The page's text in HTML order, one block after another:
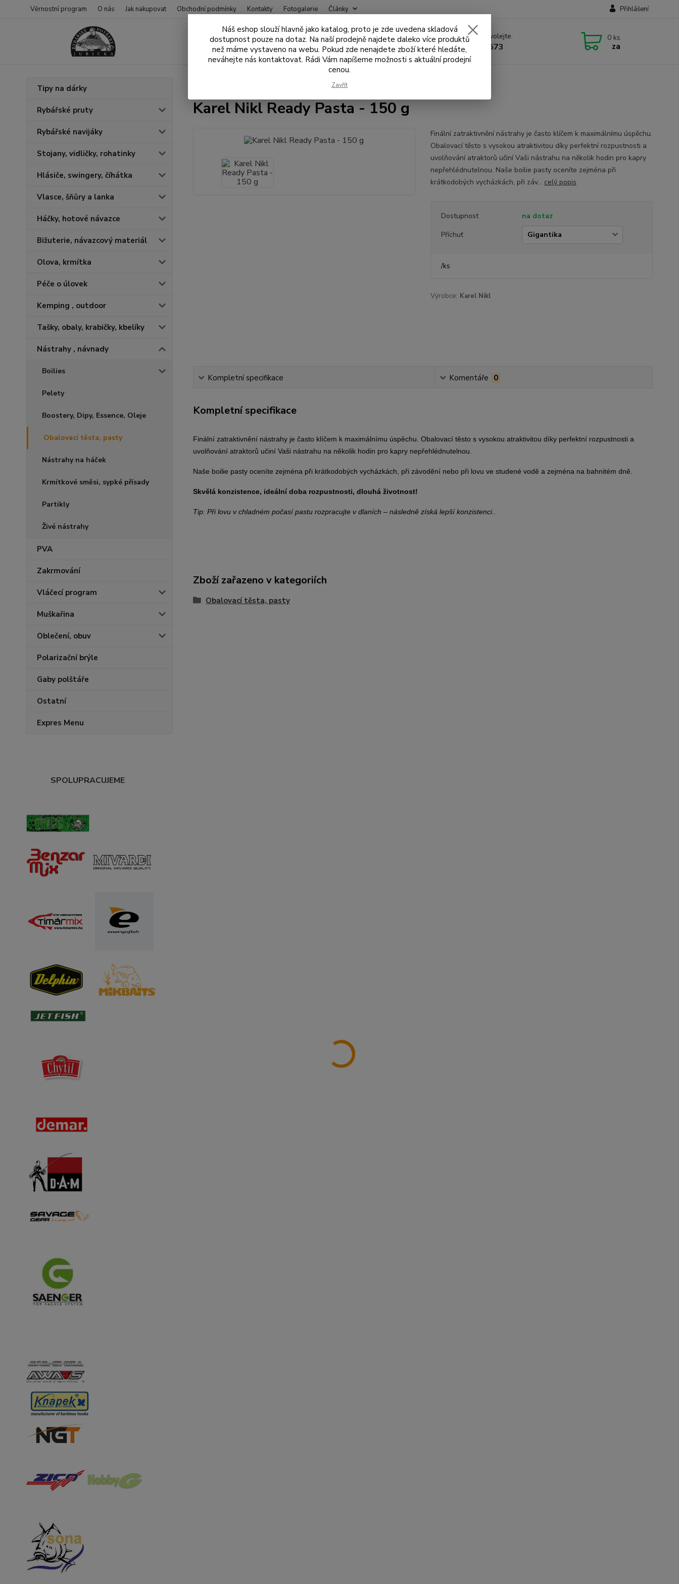
Věrnostní program O nás Jak nakupovat Obchodní podmínky Kontakty Fotogalerie Články Přihlášení
Hledat Nevíte si rady? Zavolejte.
+420 732 707 573
0 ks
za
Tipy na dárky
Rybářské pruty
Rybářské navijáky
Stojany, vidličky, rohatinky
Hlásiče, swingery, číhátka
Vlasce, šňůry a lanka
Háčky, hotové návazce
Bižuterie, návazcový materiál
Olova, krmítka
Péče o úlovek
Kemping , outdoor
Tašky, obaly, krabičky, kbelíky
Nástrahy , návnady
Boilies
Pelety
Boostery, Dipy, Essence, Oleje
Obalovací těsta, pasty
Nástrahy na háček
Krmítkové směsi, sypké přísady
Partikly
Živé nástrahy
PVA
Zakrmování
Vláčecí program
Muškařina
Oblečení, obuv
Polarizační brýle
Gaby polštáře
Ostatní
Expres Menu
SPOLUPRACUJEME
Obalovací těsta, pasty
Karel Nikl Ready Pasta - 150 g
Finální zatraktivnění nástrahy je často klíčem k maximálnímu úspěchu.
Obalovací těsto s vysokou atraktivitou díky perfektní rozpustnosti a
uvolňování atraktorů učiní Vaši nástrahu na několik hodin pro kapry
nepřehlédnutelnou. Naše boilie pasty oceníte zejména při
krátkodobých vycházkách, při záv... celý popis
Dostupnost
na dotaz
Příchuť
/ks
Výrobce: Karel Nikl
Kompletní specifikace Komentáře 0
Kompletní specifikace
Finální zatraktivnění nástrahy je často klíčem k maximálnímu úspěchu. Obalovací těsto s vysokou atraktivitou díky perfektní rozpustnosti a
uvolňování atraktorů učiní Vaši nástrahu na několik hodin pro kapry nepřehlédnutelnou.
Naše boilie pasty oceníte zejména při krátkodobých vycházkách, při závodění nebo při lovu ve studené vodě a zejména na bahnitém dně.
Skvělá konzistence, ideální doba rozpustnosti, dlouhá životnost!
Tip: Při lovu v chladném počasí pastu rozpracujte v dlaních – následně získá lepší konzistenci..
Zboží zařazeno v kategoriích
Obalovací těsta, pasty
Náš eshop slouží hlavně jako katalog, proto je zde uvedena skladová
dostupnost pouze na dotaz. Na naší prodejně najdete daleko více produktů
než máme vystaveno na webu. Pokud zde nenajdete zboží které hledáte,
neváhejte nás kontaktovat. Rádi Vám napíšeme možnosti s aktuální prodejní
cenou.
Zavřít